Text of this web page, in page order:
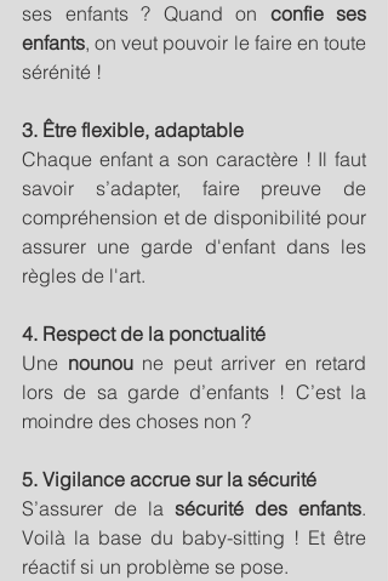
ses enfants ? Quand on confie ses
enfants, on veut pouvoir le faire en toute
sérénité !
3. Être flexible, adaptable
Chaque enfant a son caractère ! Il faut
savoir s’adapter, faire preuve de
compréhension et de disponibilité pour
assurer une garde d'enfant dans les
règles de l'art.
4. Respect de la ponctualité
Une nounou ne peut arriver en retard
lors de sa garde d’enfants ! C’est la
moindre des choses non ?
5. Vigilance accrue sur la sécurité
S’assurer de la sécurité des enfants.
Voilà la base du baby-sitting ! Et être
réactif si un problème se pose.